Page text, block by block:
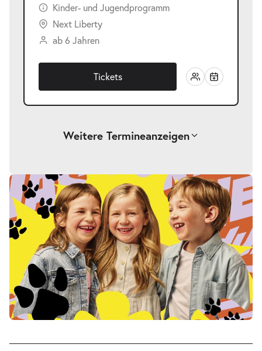
Kinder- und Jugendprogramm
Next Liberty
ab 6 Jahren
Tickets
Weitere Termineanzeigen
Drei Wasserschweine brennen durch-
Fr.
Fr. 19.03.2027
17:00–18:15 Uhr
Tickets
Drei Wasserschweine brennen durch-
Fr.
Fr. 09.04.2027
Tickets